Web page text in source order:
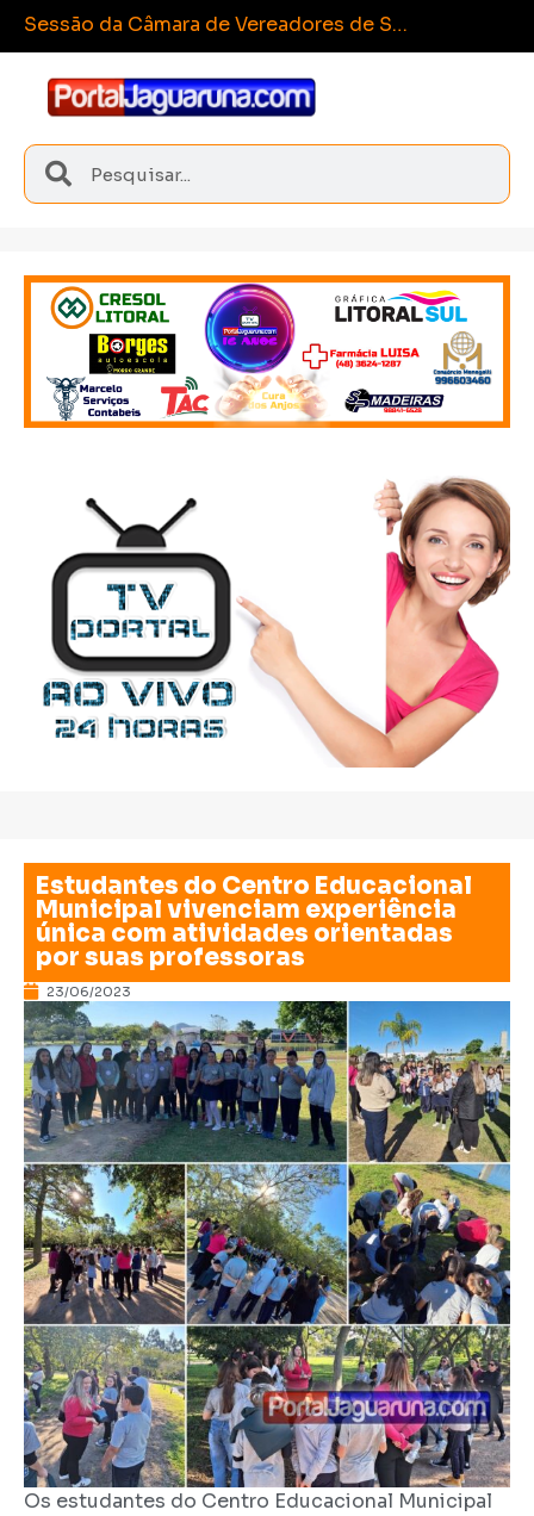
Espo Sangão conquista medalhas inéditas nos Joguinhos Abertos de Santa Catarina
Estudantes do Centro Educacional
Municipal vivenciam experiência
única com atividades orientadas
por suas professoras
23/06/2023
Os estudantes do Centro Educacional Municipal